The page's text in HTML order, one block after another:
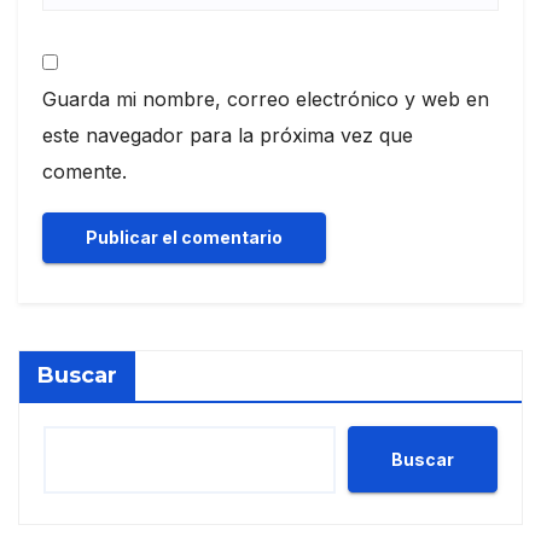
Guarda mi nombre, correo electrónico y web en
este navegador para la próxima vez que
comente.
Buscar
Buscar